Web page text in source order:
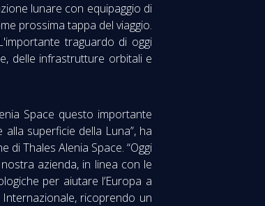
lunare con equipaggio di
prossima tappa del viaggio.
traguardo di oggi
delle infrastrutture orbitali e
Space questo importante
superficie della Luna”, ha
di Thales Alenia Space. “Oggi
azienda, in linea con le
per aiutare l’Europa a
ricoprendo un